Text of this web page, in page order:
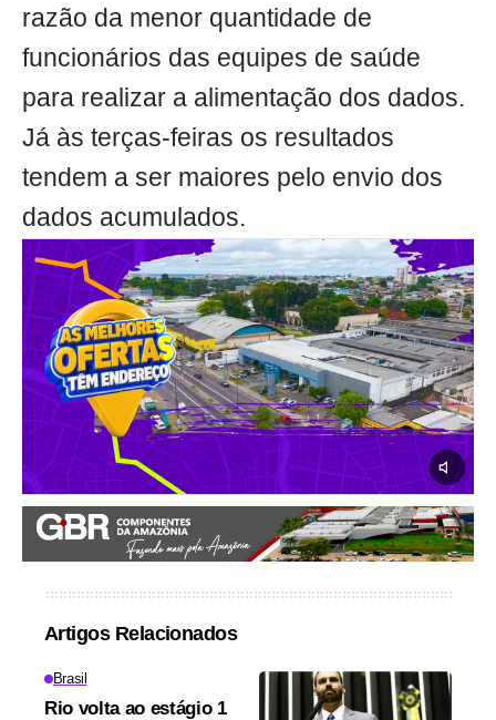
razão da menor quantidade de
funcionários das equipes de saúde
para realizar a alimentação dos dados.
Já às terças-feiras os resultados
tendem a ser maiores pelo envio dos
dados acumulados.
Artigos Relacionados
Brasil
Rio volta ao estágio 1